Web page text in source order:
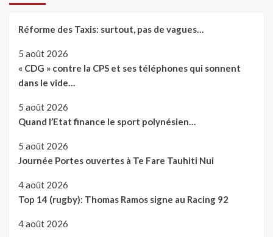
Réforme des Taxis: surtout, pas de vagues…
5 août 2026
« CDG » contre la CPS et ses téléphones qui sonnent
dans le vide…
5 août 2026
Quand l’Etat finance le sport polynésien…
5 août 2026
Journée Portes ouvertes à Te Fare Tauhiti Nui
4 août 2026
Top 14 (rugby): Thomas Ramos signe au Racing 92
4 août 2026